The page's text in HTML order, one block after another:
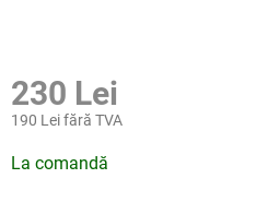
230 Lei
190 Lei fără TVA
preţ:
La comandă